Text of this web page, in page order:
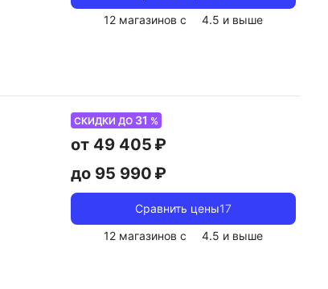
12 магазинов с
4.5 и выше
СКИДКИ ДО 31 %
от 49 405 ₽
до 95 990 ₽
Сравнить цены17
12 магазинов с
4.5 и выше